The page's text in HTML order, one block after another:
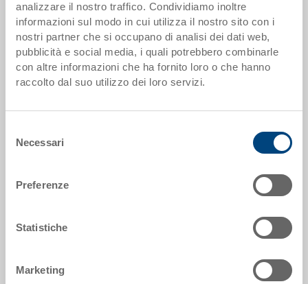
analizzare il nostro traffico. Condividiamo inoltre
informazioni sul modo in cui utilizza il nostro sito con i
nostri partner che si occupano di analisi dei dati web,
pubblicità e social media, i quali potrebbero combinarle
con altre informazioni che ha fornito loro o che hanno
raccolto dal suo utilizzo dei loro servizi.
delNecessari
Preferenze
Statistiche
Marketing
Scaglionamento per quantità secondo le unità di imballo.
Dati articolo
Codice
189 x 92 x 150 mm
1/12
RAL 5012 |